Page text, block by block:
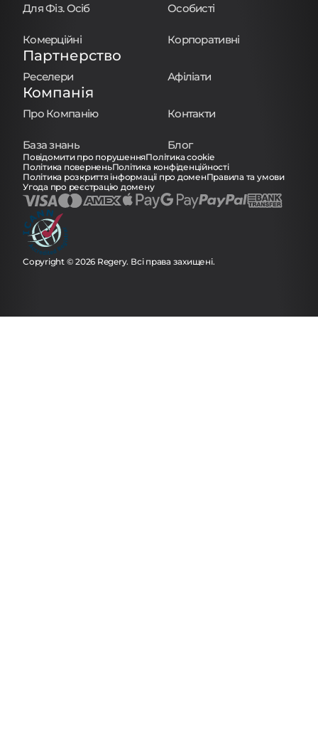
Для Фіз. Осіб Особисті
Комерційні Корпоративні
Партнерство
Реселери Афіліати
Компанія
Про Компанію Контакти
База знань Блог
Повідомити про порушенняПолітика cookie
Політика поверненьПолітика конфіденційності
Політика розкриття інформації про доменПравила та умови
Угода про реєстрацію домену
Copyright © 2026 Regery. Всі права захищені.